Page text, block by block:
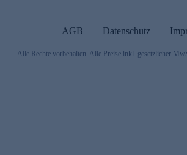
AGB Datenschutz
Alle Rechte vorbehalten. Alle Preise inkl. gesetzlicher